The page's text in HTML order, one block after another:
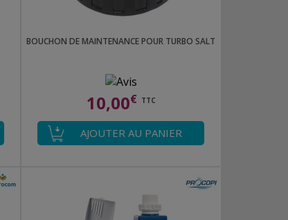
BOUCHON DE MAINTENANCE POUR TURBO SALT
10,00€ TTC
AJOUTER AU PANIER